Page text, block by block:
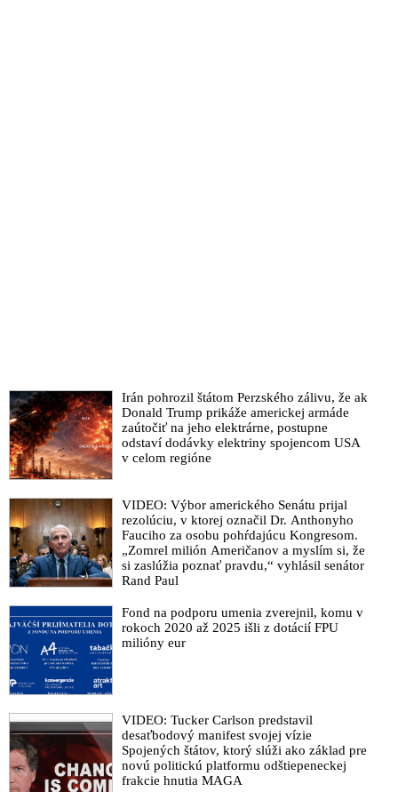
Irán pohrozil štátom Perzského zálivu, že ak
Donald Trump prikáže americkej armáde
zaútočiť na jeho elektrárne, postupne
odstaví dodávky elektriny spojencom USA
v celom regióne
VIDEO: Výbor amerického Senátu prijal
rezolúciu, v ktorej označil Dr. Anthonyho
Fauciho za osobu pohŕdajúcu Kongresom.
„Zomrel milión Američanov a myslím si, že
si zaslúžia poznať pravdu,“ vyhlásil senátor
Rand Paul
Fond na podporu umenia zverejnil, komu v
rokoch 2020 až 2025 išli z dotácií FPU
milióny eur
VIDEO: Tucker Carlson predstavil
desaťbodový manifest svojej vízie
Spojených štátov, ktorý slúži ako základ pre
novú politickú platformu odštiepeneckej
frakcie hnutia MAGA